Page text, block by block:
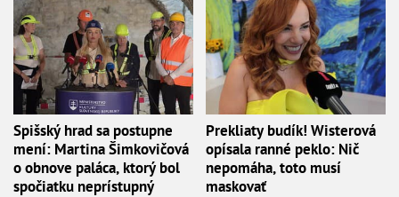
Spišský hrad sa postupne
mení: Martina Šimkovičová
o obnove paláca, ktorý bol
spočiatku neprístupný
Prekliaty budík! Wisterová
opísala ranné peklo: Nič
nepomáha, toto musí
maskovať